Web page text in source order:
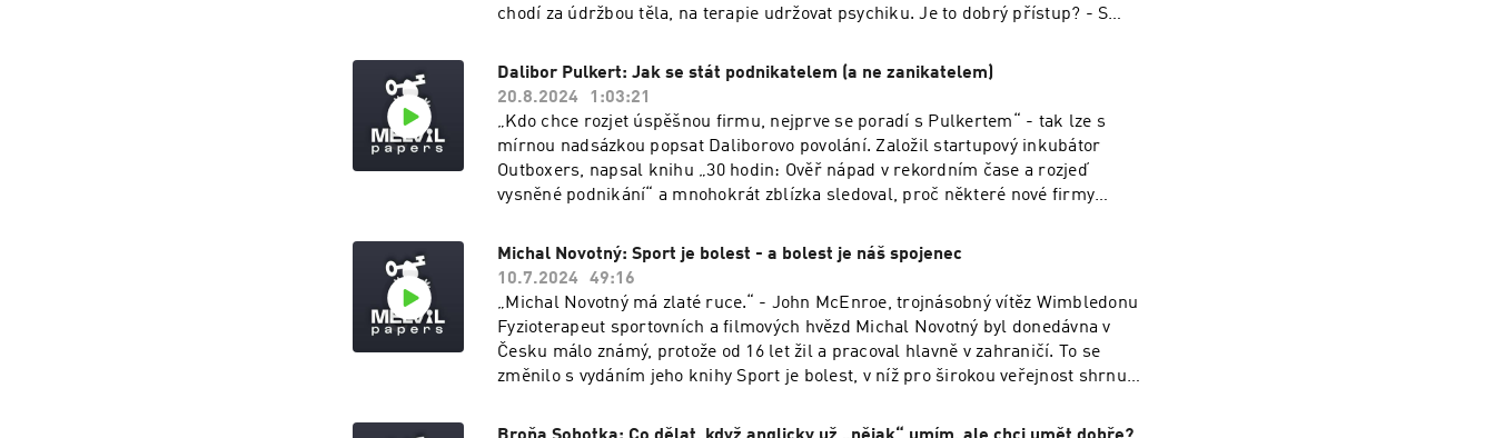
chodí za údržbou těla, na terapie udržovat psychiku. Je to dobrý přístup? - S
vědět: - Kdy bych si měl přestat hrát na hrdinu/nku a raději vyhledat
terapeuta/tku? - Co mám od terapie čekat a co raději ne? V čem se liší
terapeutické sezení od rozhovoru s empatickou kamarádkou? A kolik ta sranda
stojí? - Jak poznat dobrého terapeuta/tku a kdy mám naopak rychle vzít nohy
ramena - Co znamená, že daný terapeut/tka je „gestalt“, „kábété“, „systemik“
nebo „psychodynamik“ - Jaký je rozdíl mezi psychiatrem, psychologem,
Dalibor Pulkert: Jak se stát podnikatelem (a ne zanikatelem)
20.8.2024
1:03:21
„Kdo chce rozjet úspěšnou firmu, nejprve se poradí s Pulkertem“ - tak lze s
mírnou nadsázkou popsat Daliborovo povolání. Založil startupový inkubátor
Outboxers, napsal knihu „30 hodin: Ověř nápad v rekordním čase a rozjeď
vysněné podnikání“ a mnohokrát zblízka sledoval, proč některé nové firmy
vlastní firmu, je tento podcast pro vás. A užitečný bude i pro ty, kteří v rámci
existující společnosti rozjíždějí nový projekt. Nebudeme probírat legislativu,
úvěry ani kde sehnat kancelář. Soustředíme se na ty nejdůležitější ingredience:
na odvahu začít, na nalezení toho správného nápadu a jak se vyhnout osudovým
chybám (které před vámi udělaly už stovky lidí...).
Michal Novotný: Sport je bolest - a bolest je náš spojenec
10.7.2024
49:16
„Michal Novotný má zlaté ruce.“ - John McEnroe, trojnásobný vítěz Wimbledonu
Fyzioterapeut sportovních a filmových hvězd Michal Novotný byl donedávna v
Česku málo známý, protože od 16 let žil a pracoval hlavně v zahraničí. To se
změnilo s vydáním jeho knihy Sport je bolest, v níž pro širokou veřejnost shrnul
paradox: bez sportu nebudeme zdraví, současně žádný sport není úplně zdravý